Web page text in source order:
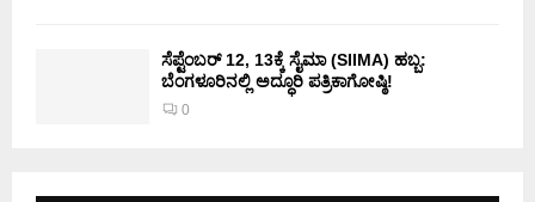
ಸೆಪ್ಟೆಂಬರ್ 12, 13ಕ್ಕೆ ಸೈಮಾ (SIIMA) ಹಬ್ಬ:
ಬೆಂಗಳೂರಿನಲ್ಲಿ ಅದ್ಧೂರಿ ಪತ್ರಿಕಾಗೋಷ್ಠಿ!
0